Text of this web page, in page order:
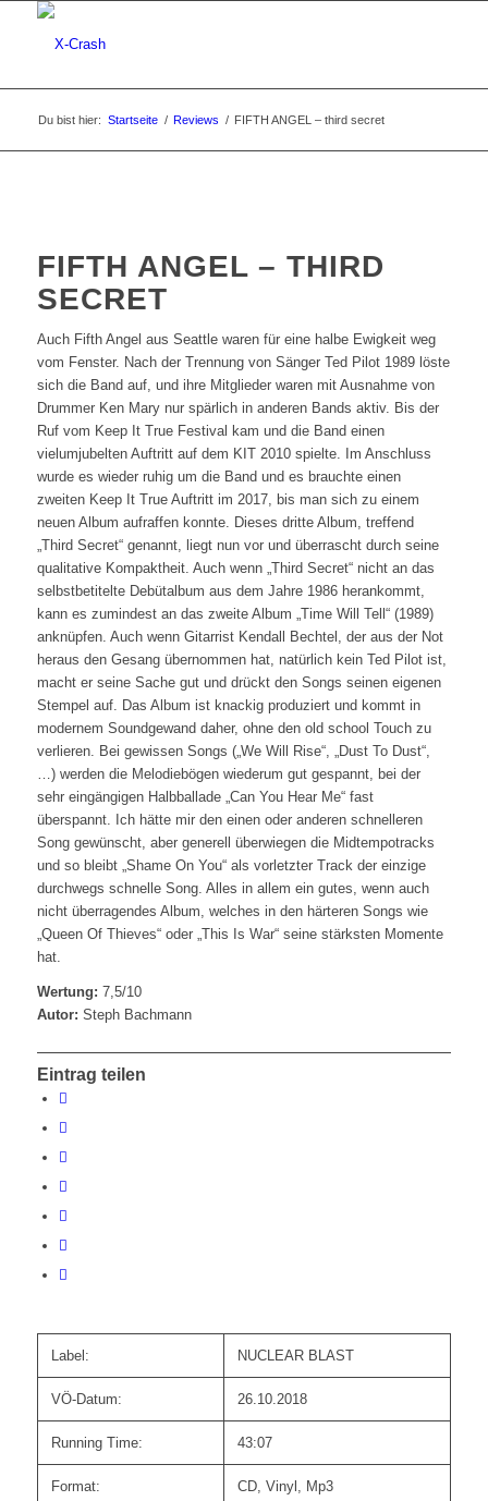
Du bist hier: Startseite / Reviews / FIFTH ANGEL – third secret
FIFTH ANGEL – THIRD
SECRET
Auch Fifth Angel aus Seattle waren für eine halbe Ewigkeit weg
vom Fenster. Nach der Trennung von Sänger Ted Pilot 1989 löste
sich die Band auf, und ihre Mitglieder waren mit Ausnahme von
Drummer Ken Mary nur spärlich in anderen Bands aktiv. Bis der
Ruf vom Keep It True Festival kam und die Band einen
vielumjubelten Auftritt auf dem KIT 2010 spielte. Im Anschluss
wurde es wieder ruhig um die Band und es brauchte einen
zweiten Keep It True Auftritt im 2017, bis man sich zu einem
neuen Album aufraffen konnte. Dieses dritte Album, treffend
„Third Secret“ genannt, liegt nun vor und überrascht durch seine
qualitative Kompaktheit. Auch wenn „Third Secret“ nicht an das
selbstbetitelte Debütalbum aus dem Jahre 1986 herankommt,
kann es zumindest an das zweite Album „Time Will Tell“ (1989)
anknüpfen. Auch wenn Gitarrist Kendall Bechtel, der aus der Not
heraus den Gesang übernommen hat, natürlich kein Ted Pilot ist,
macht er seine Sache gut und drückt den Songs seinen eigenen
Stempel auf. Das Album ist knackig produziert und kommt in
modernem Soundgewand daher, ohne den old school Touch zu
verlieren. Bei gewissen Songs („We Will Rise“, „Dust To Dust“,
…) werden die Melodiebögen wiederum gut gespannt, bei der
sehr eingängigen Halbballade „Can You Hear Me“ fast
überspannt. Ich hätte mir den einen oder anderen schnelleren
Song gewünscht, aber generell überwiegen die Midtempotracks
und so bleibt „Shame On You“ als vorletzter Track der einzige
durchwegs schnelle Song. Alles in allem ein gutes, wenn auch
nicht überragendes Album, welches in den härteren Songs wie
„Queen Of Thieves“ oder „This Is War“ seine stärksten Momente
hat.
Wertung: 7,5/10
Autor: Steph Bachmann
Eintrag teilen
Label: NUCLEAR BLAST
VÖ-Datum: 26.10.2018
Running Time: 43:07
Format: CD, Vinyl, Mp3